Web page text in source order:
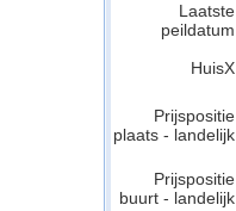
Laatste
peildatum
HuisX
Prijspositie
plaats - landelijk
Prijspositie
buurt - landelijk